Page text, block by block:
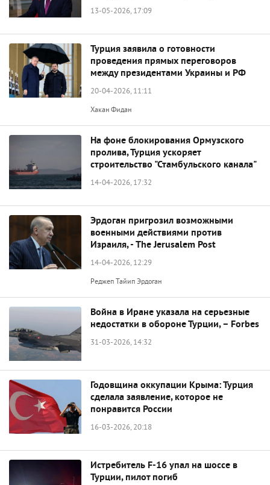
13-05-2026, 17:09
Турция заявила о готовности
проведения прямых переговоров
между президентами Украины и РФ
20-04-2026, 11:11
Хакан Фидан
На фоне блокирования Ормузского
пролива, Турция ускоряет
строительство "Стамбульского канала"
14-04-2026, 17:32
Эрдоган пригрозил возможными
военными действиями против
Израиля, - The Jerusalem Post
14-04-2026, 12:29
Реджеп Тайип Эрдоган
Война в Иране указала на серьезные
недостатки в обороне Турции, – Forbes
31-03-2026, 14:32
Годовщина оккупации Крыма: Турция
сделала заявление, которое не
понравится России
16-03-2026, 20:18
Истребитель F-16 упал на шоссе в
Турции, пилот погиб